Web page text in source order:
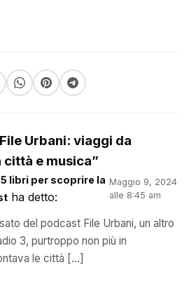
Urbani: viaggi da
e musica”
libri per scoprire la
ha detto:
Maggio 9, 2024
alle 8:45 am
del podcast File Urbani, un altro
3, purtroppo non più in
le città […]